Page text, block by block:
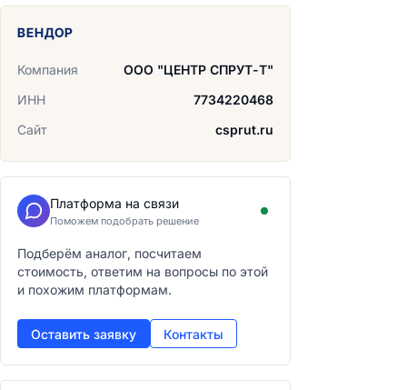
ВЕНДОР
Компания
ООО "ЦЕНТР СПРУТ-Т"
ИНН
7734220468
Сайт
csprut.ru
Платформа на связи
Поможем подобрать решение
Подберём аналог, посчитаем
стоимость, ответим на вопросы по этой
и похожим платформам.
Оставить заявку Контакты